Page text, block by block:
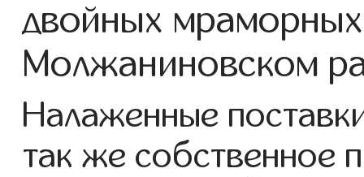
двойных
Молжаниновском
Налаженные
так же собственное